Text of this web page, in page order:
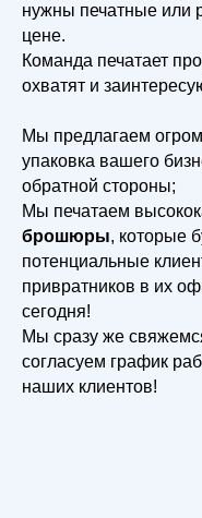
нужны печатные или
цене.
Команда печатает
охватят и
Мы предлагаем
упаковка вашего
обратной стороны;
Мы печатаем
брошюры, которые
потенциальные
привратников в их
сегодня!
Мы сразу же
согласуем график
наших клиентов!